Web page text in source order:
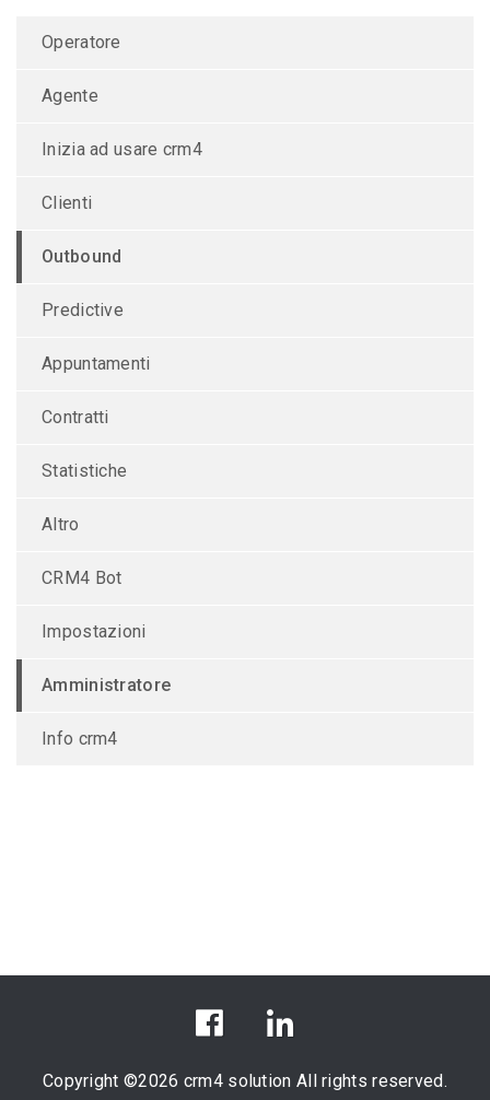
Operatore
Agente
Inizia ad usare crm4
Clienti
Outbound
Predictive
Appuntamenti
Contratti
Statistiche
Altro
CRM4 Bot
Impostazioni
Amministratore
Info crm4
Copyright ©2026 crm4 solution All rights reserved.